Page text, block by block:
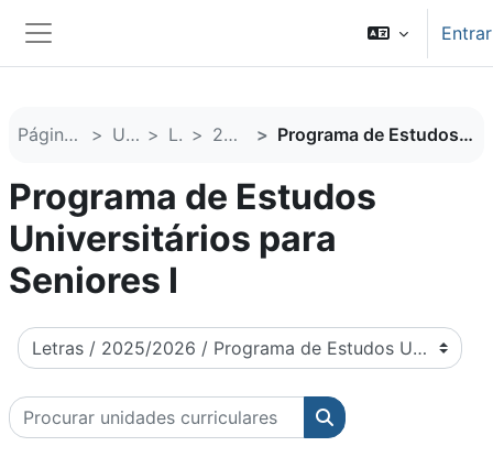
Painel lateral
Entrar
Página principal Unidades Letras 2025/2026 Programa de Estudos Universitários para Seniores I
Programa de Estudos
Universitários para
Seniores I
Categorias de unidades curriculares
Procurar unidades curriculares
Procurar unidades